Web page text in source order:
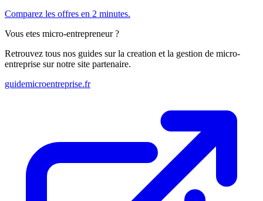
Comparez les offres en 2 minutes.
Vous etes micro-entrepreneur ?
Retrouvez tous nos guides sur la creation et la gestion de micro-
entreprise sur notre site partenaire.
guidemicroentreprise.fr